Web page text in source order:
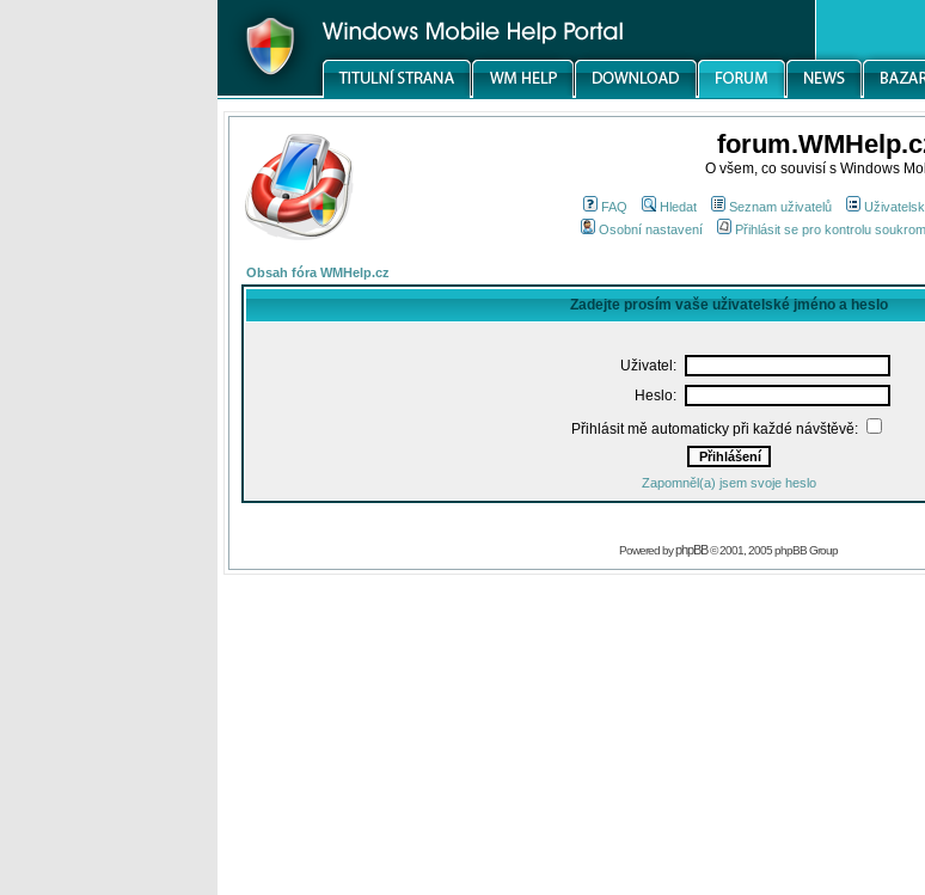
O všem, co souvisí s Windows
FAQ Hledat Seznam uživatelů
Osobní nastavení
Přihlásit se pro kontrolu
Obsah fóra WMHelp.cz
Zadejte prosím vaše uživatelské jméno a heslo
Uživatel:
Heslo:
Přihlásit mě automaticky při každé návštěvě:
Zapomněl(a) jsem svoje heslo
Powered byphpBB© 2001, 2005 phpBB Group